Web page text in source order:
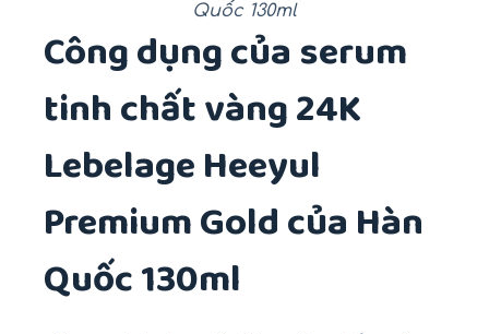
Quốc 130ml
Công dụng của serum
tinh chất vàng 24K
Lebelage Heeyul
Premium Gold của Hàn
Quốc 130ml